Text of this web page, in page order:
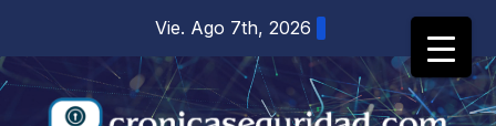
contenido
Vie. Ago 7th, 2026